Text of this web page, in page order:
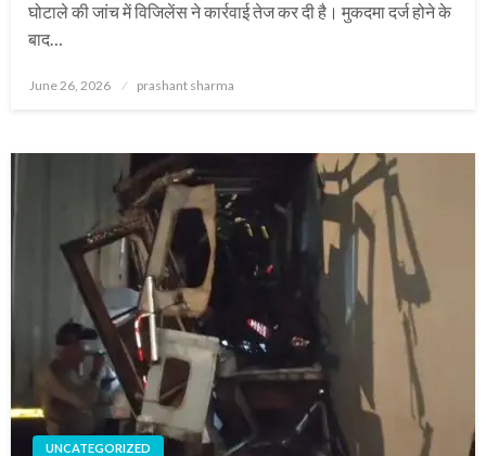
घोटाले की जांच में विजिलेंस ने कार्रवाई तेज कर दी है। मुकदमा दर्ज होने के
बाद…
Posted
June 26, 2026 prashant sharma
UNCATEGORIZED